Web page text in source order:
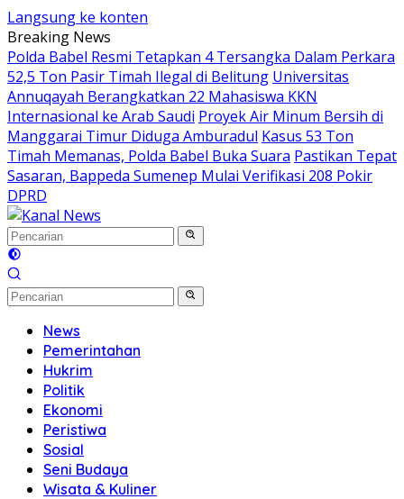
Langsung ke konten
Breaking News
Polda Babel Resmi Tetapkan 4 Tersangka Dalam Perkara
52,5 Ton Pasir Timah Ilegal di Belitung Universitas
Annuqayah Berangkatkan 22 Mahasiswa KKN
Internasional ke Arab Saudi Proyek Air Minum Bersih di
Manggarai Timur Diduga Amburadul Kasus 53 Ton
Timah Memanas, Polda Babel Buka Suara Pastikan Tepat
Sasaran, Bappeda Sumenep Mulai Verifikasi 208 Pokir
DPRD
News
Pemerintahan
Hukrim
Politik
Ekonomi
Peristiwa
Sosial
Seni Budaya
Wisata & Kuliner